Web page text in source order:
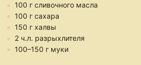
100 г сливочного масла
100 г сахара
150 г халвы
2 ч.л. разрыхлителя
100–150 г муки